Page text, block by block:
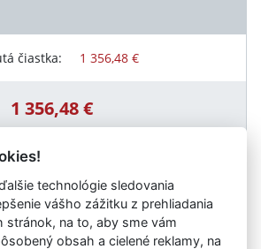
čiastka: 1 356,48 €
1 356,48 €
technológie sledovania
vášho zážitku z prehliadania
stránok, na to, aby sme vám
obsah a cielené reklamy, na